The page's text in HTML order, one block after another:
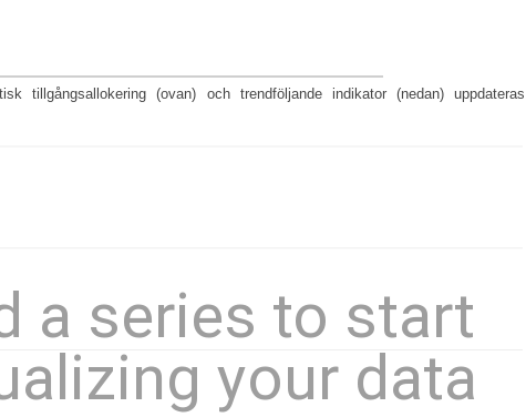
tillgångsallokering (ovan) och trendföljande indikator (nedan) uppdateras